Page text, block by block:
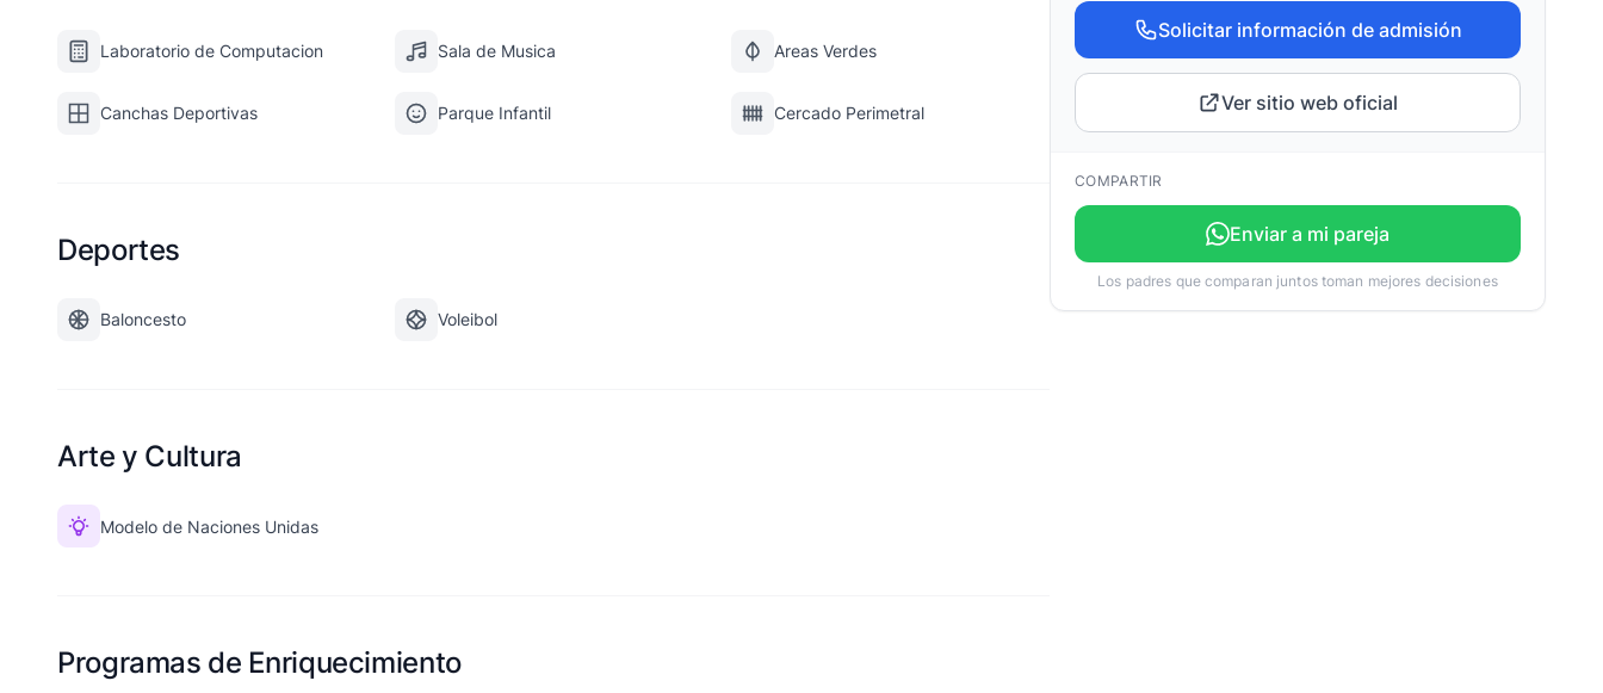
Laboratorio de Computacion Sala de Musica Areas Verdes
Canchas Deportivas Parque Infantil Cercado Perimetral
Deportes
Baloncesto Voleibol
Arte y Cultura
Modelo de Naciones Unidas
Programas de Enriquecimiento
Solicitar información de admisión
Ver sitio web oficial
COMPARTIR
Enviar a mi pareja
Los padres que comparan juntos toman mejores decisiones